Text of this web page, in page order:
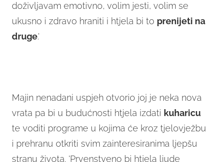
doživljavam emotivno, volim jesti, volim se
ukusno i zdravo hraniti i htjela bi to prenijeti na
druge.'
Majin nenadani uspjeh otvorio joj je neka nova
vrata pa bi u budućnosti htjela izdati kuharicu
te voditi programe u kojima će kroz tjelovježbu
i prehranu otkriti svim zainteresiranima ljepšu
stranu života. 'Prvenstveno bi htjela ljude